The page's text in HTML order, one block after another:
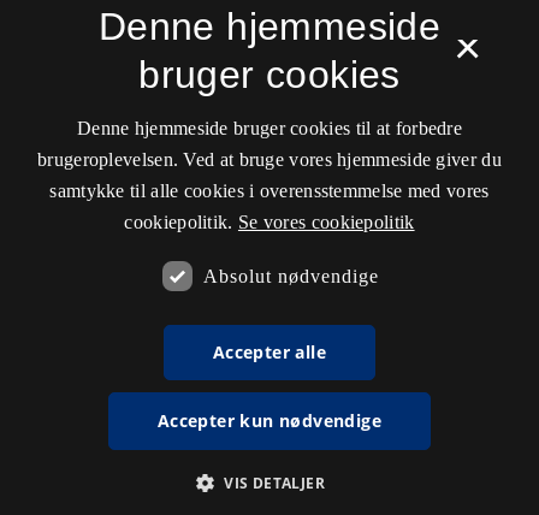
×
Denne hjemmeside
bruger cookies
Denne hjemmeside bruger cookies til at forbedre
brugeroplevelsen. Ved at bruge vores hjemmeside giver du
samtykke til alle cookies i overensstemmelse med vores
cookiepolitik. Se vores cookiepolitik
Absolut nødvendige
Accepter alle
Accepter kun nødvendige
VIS DETALJER